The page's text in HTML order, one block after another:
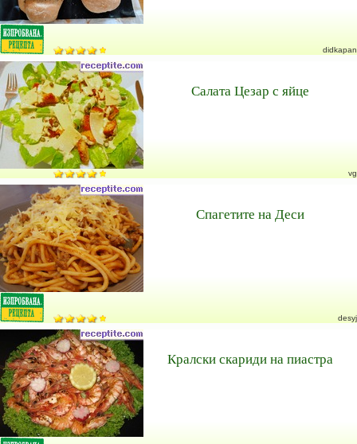
didkapan
Салата Цезар с яйце
vg
Спагетите на Деси
desyj
Кралски скариди на пиастра